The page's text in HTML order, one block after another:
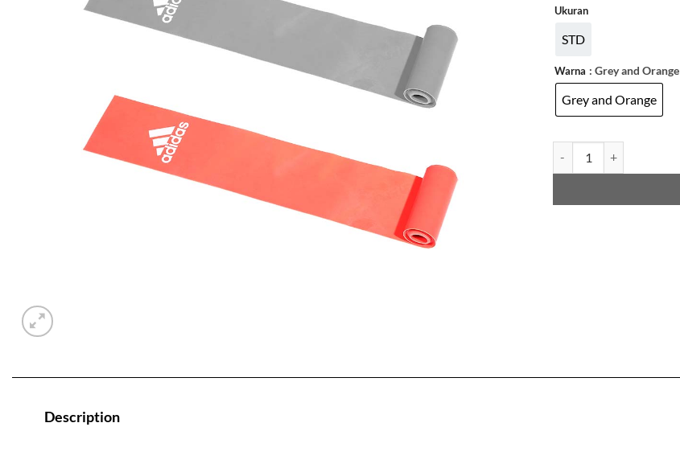
Ukuran
STD
Warna : Grey and Orange
Grey and Orange
Description